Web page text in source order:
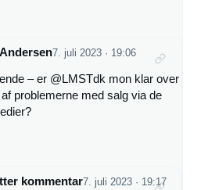
7. juli 2023 · 19:06
– er @LMSTdk mon klar over
problemerne med salg via de
kommentar7. juli 2023 · 19:17